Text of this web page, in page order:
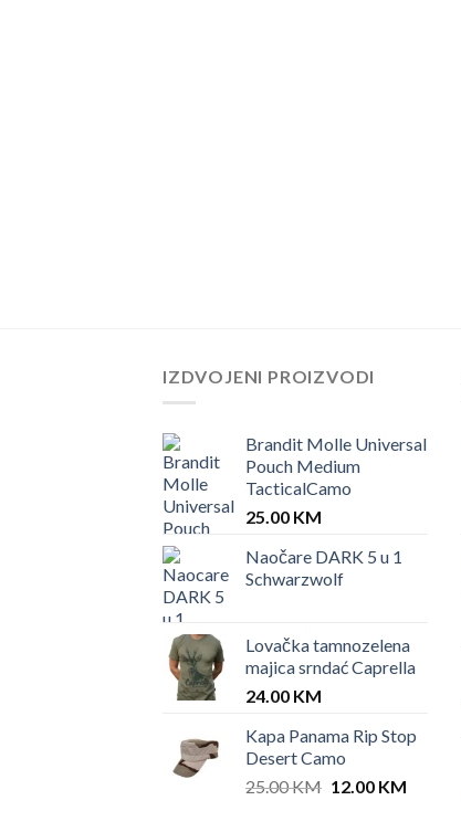
IZDVOJENI PROIZVODI
Brandit Molle Universal
Pouch Medium
TacticalCamo
25.00 KM
Naočare DARK 5 u 1
Schwarzwolf
Lovačka tamnozelena
majica srndać Caprella
24.00 KM
Kapa Panama Rip Stop
Desert Camo
25.00KM Original
12.00 KMCurrent